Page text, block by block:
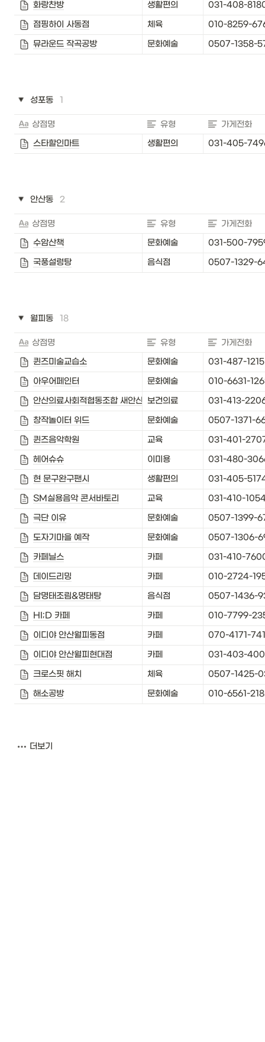
화랑찬방
생활편의
031-408-
점핑하이 사동점
체육
010-8259-
뮤라운드 작곡공방
문화예술 0507-1358-
성포동 1
상점명 유형
가게전화
스타할인마트
생활편의 031-405-
안산동 2
상점명 유형
가게전화
수암산책
문화예술
031-500-
국풍설렁탕
음식점 0507-1329-
월피동 18
상점명 유형
가게전화
퀸즈미술교습소
문화예술
031-487-1215
아우어페인터
문화예술
010-6631-
안산의료사회적협동조합 새안산한의원
보건의료
031-413-
창작놀이터 위드
문화예술
0507-1371-
퀸즈음악학원
교육
031-401-
헤어슈슈
이미용
031-480-
현 문구완구팬시
생활편의
031-405-
SM실용음악 콘서바토리
교육
031-410-
극단 이유
문화예술
0507-1399-
도자기마을 예작
문화예술
0507-1306-
카페닐스
카페
031-410-
데이드리밍
카페
010-2724-
담명태조림&명태탕
음식점
0507-1436-
HI;D 카페
카페
010-7799-
이디야 안산월피동점
카페
070-4171-
이디야 안산월피현대점
카페
031-403-
크로스핏 해치
체육
0507-1425-
해소공방
문화예술 010-6561-
더보기